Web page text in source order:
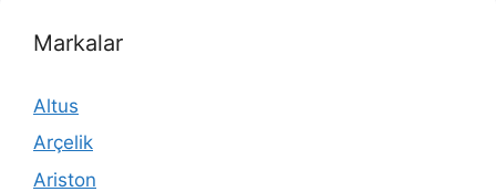
Markalar
Altus
Arçelik
Ariston